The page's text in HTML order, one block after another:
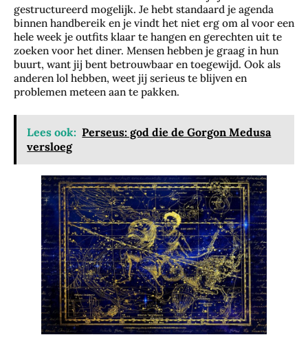
gestructureerd mogelijk. Je hebt standaard je agenda
binnen handbereik en je vindt het niet erg om al voor een
hele week je outfits klaar te hangen en gerechten uit te
zoeken voor het diner. Mensen hebben je graag in hun
buurt, want jij bent betrouwbaar en toegewijd. Ook als
anderen lol hebben, weet jij serieus te blijven en
problemen meteen aan te pakken.
Lees ook: Perseus: god die de Gorgon Medusa
versloeg